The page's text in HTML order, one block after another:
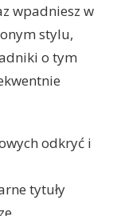
wpadniesz w
stylu,
o tym
odkryć i
tytuły